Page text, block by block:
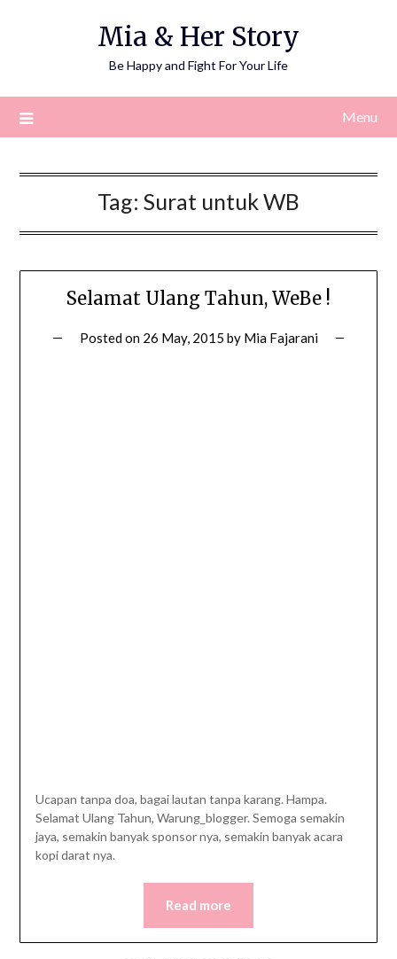
Mia & Her Story
Be Happy and Fight For Your Life
Menu
Tag: Surat untuk WB
Selamat Ulang Tahun, WeBe !
Posted on 26 May, 2015 by Mia Fajarani
Ucapan tanpa doa, bagai lautan tanpa karang. Hampa.
Selamat Ulang Tahun, Warung_blogger. Semoga semakin
jaya, semakin banyak sponsor nya, semakin banyak acara
kopi darat nya.
Read more